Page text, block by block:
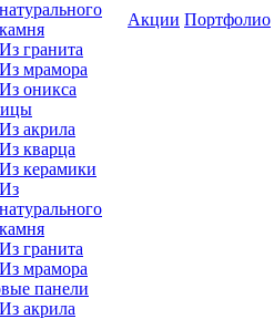
натурального
камня
Из гранита
Из мрамора
Из оникса
Из акрила
Из кварца
Из керамики
Из
натурального
камня
Из гранита
Из мрамора
панели
Из акрила
Акции Портфолио